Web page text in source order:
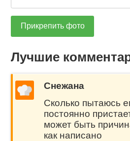
Прикрепить фото
Лучшие
Снежана
Сколько пытаюсь
постоянно
может быть
как написано